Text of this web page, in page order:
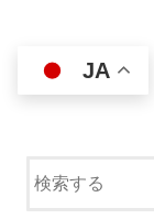
JA